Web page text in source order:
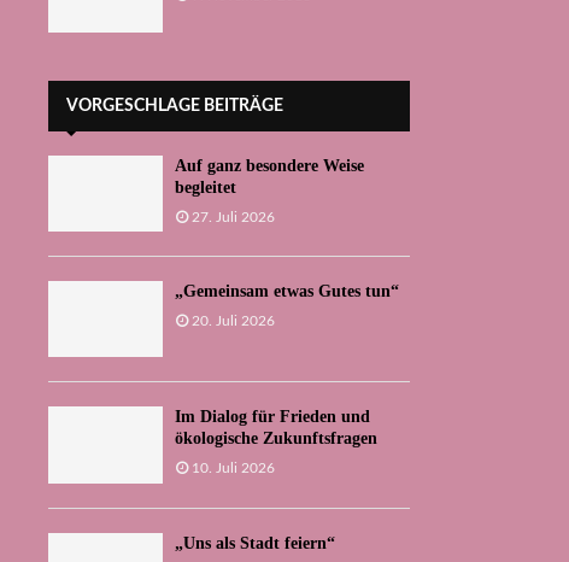
VORGESCHLAGE BEITRÄGE
Auf ganz besondere Weise
begleitet
27. Juli 2026
„Gemeinsam etwas Gutes tun“
20. Juli 2026
Im Dialog für Frieden und
ökologische Zukunftsfragen
10. Juli 2026
„Uns als Stadt feiern“